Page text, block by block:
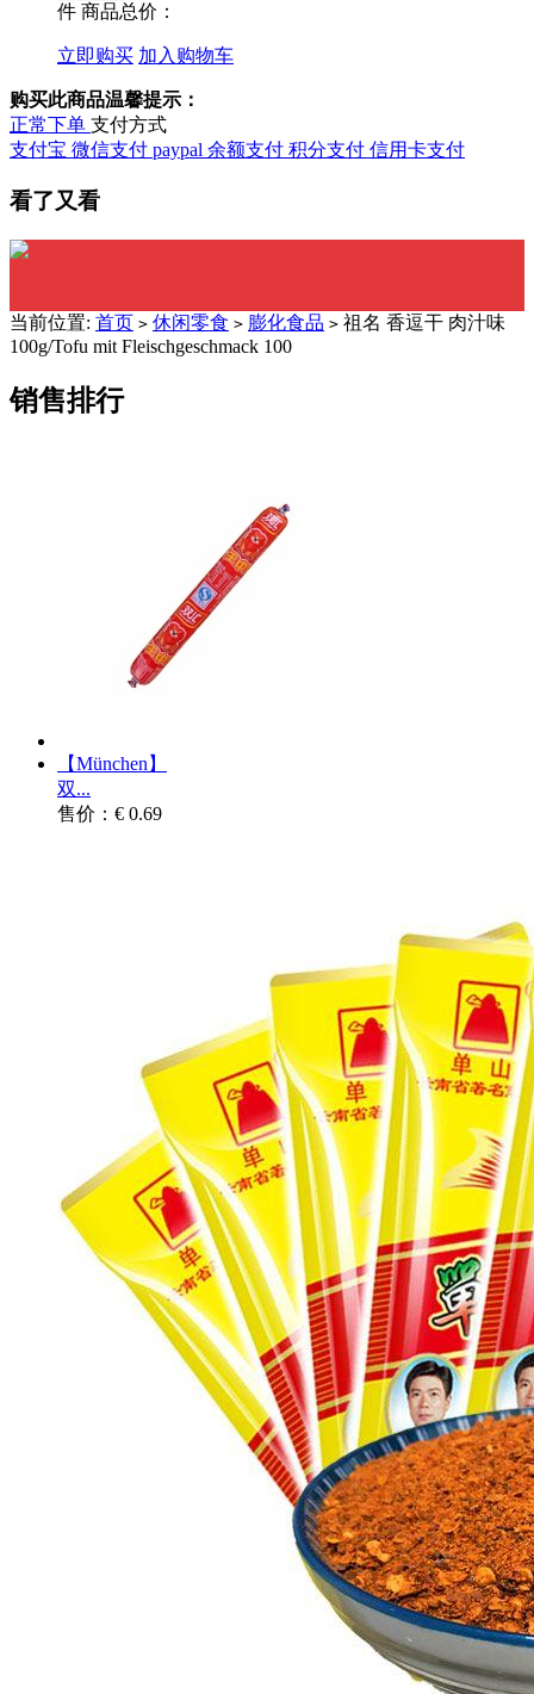
件 商品总价：
立即购买 加入购物车
购买此商品温馨提示：
正常下单 支付方式
支付宝 微信支付 paypal 余额支付 积分支付 信用卡支付
看了又看
当前位置: 首页 > 休闲零食 > 膨化食品 > 祖名 香逗干 肉汁味
100g/Tofu mit Fleischgeschmack 100
销售排行
【München】
双...
售价：€ 0.69